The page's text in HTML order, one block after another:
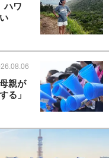
ハワ
親が
る」